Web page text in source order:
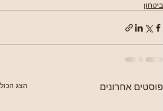
ביטחון
פוסטים אחרונים הצג הכול